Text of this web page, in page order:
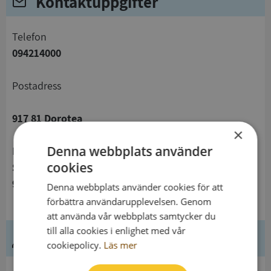
telefon
094214000
Postadress
917 81 Dorotea
Besöksadress
Storgatan 42
917 32 Dorotea
Ledning
×
Denna webbplats använder
cookies
Denna webbplats använder cookies för att
förbättra användarupplevelsen. Genom
att använda vår webbplats samtycker du
till alla cookies i enlighet med vår
cookiepolicy. Läs mer